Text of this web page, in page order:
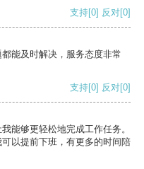
支持[0] 反对[0]
能及时解决，服务态度非常
支持[0] 反对[0]
能够更轻松地完成工作任务。
以提前下班，有更多的时间陪